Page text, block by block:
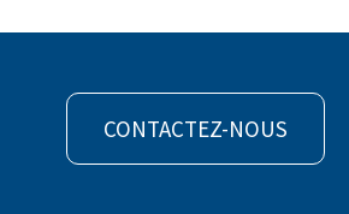
CONTACTEZ-NOUS